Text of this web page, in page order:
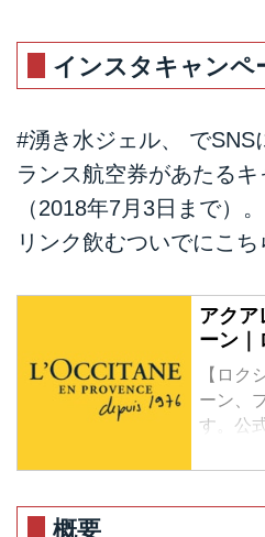
インスタキャンペ
#湧き水ジェル、 でSNS
ランス航空券があたる
（2018年7月3日まで）
リンク飲むついでにこち
アクア
ーン｜
【ロク
ーン、
す。公
メ受賞
送料無
概要